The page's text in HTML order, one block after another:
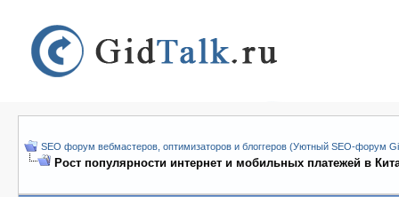
SEO форум вебмастеров, оптимизаторов и блоггеров (Уютный SEO-форум
Рост популярности интернет и мобильных платежей в